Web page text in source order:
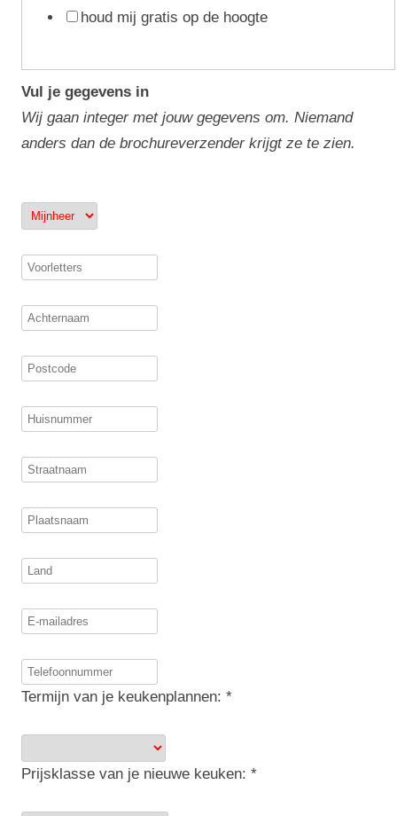
houd mij gratis op de hoogte
Vul je gegevens in
Wij gaan integer met jouw gegevens om. Niemand
anders dan de brochureverzender krijgt ze te zien.
Termijn van je keukenplannen: *
Prijsklasse van je nieuwe keuken: *